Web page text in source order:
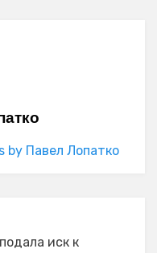
by Павел Лопатко
иск к